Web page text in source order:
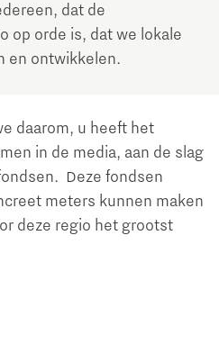
dat de
op orde is, dat we lokale
en ontwikkelen.
daarom, u heeft het
in de media, aan de slag
Deze fondsen
meters kunnen maken
deze regio het grootst